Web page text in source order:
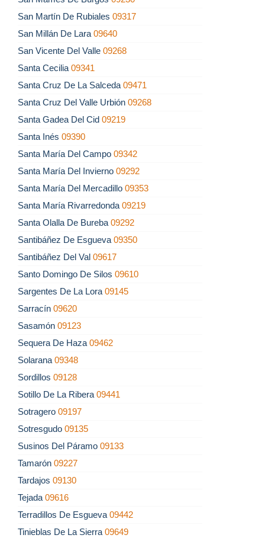
San Martín De Rubiales 09317
San Millán De Lara 09640
San Vicente Del Valle 09268
Santa Cecilia 09341
Santa Cruz De La Salceda 09471
Santa Cruz Del Valle Urbión 09268
Santa Gadea Del Cid 09219
Santa Inés 09390
Santa María Del Campo 09342
Santa María Del Invierno 09292
Santa María Del Mercadillo 09353
Santa María Rivarredonda 09219
Santa Olalla De Bureba 09292
Santibáñez De Esgueva 09350
Santibáñez Del Val 09617
Santo Domingo De Silos 09610
Sargentes De La Lora 09145
Sarracín 09620
Sasamón 09123
Sequera De Haza 09462
Solarana 09348
Sordillos 09128
Sotillo De La Ribera 09441
Sotragero 09197
Sotresgudo 09135
Susinos Del Páramo 09133
Tamarón 09227
Tardajos 09130
Tejada 09616
Terradillos De Esgueva 09442
Tinieblas De La Sierra 09649